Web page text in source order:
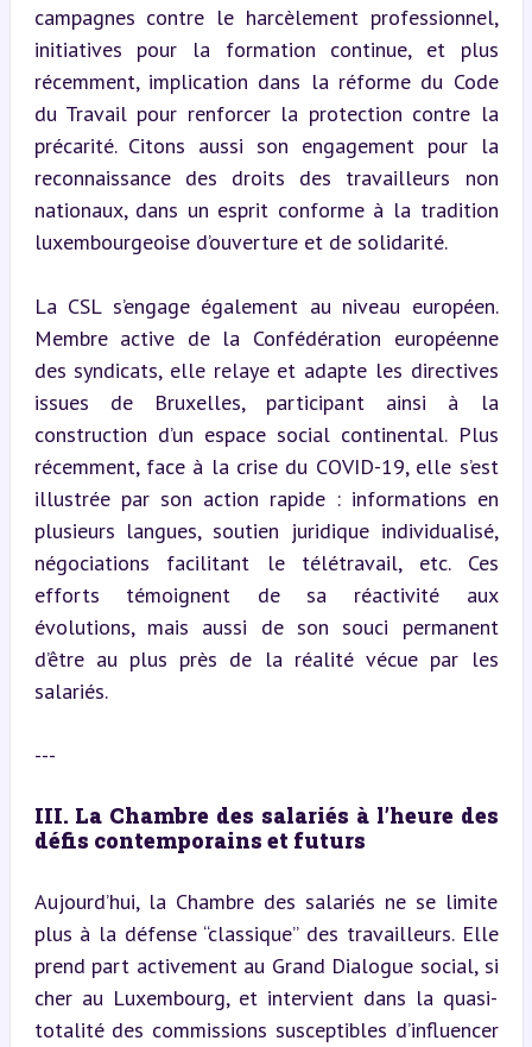
campagnes contre le harcèlement professionnel,
initiatives pour la formation continue, et plus
récemment, implication dans la réforme du Code
du Travail pour renforcer la protection contre la
précarité. Citons aussi son engagement pour la
reconnaissance des droits des travailleurs non
nationaux, dans un esprit conforme à la tradition
luxembourgeoise d’ouverture et de solidarité.
La CSL s’engage également au niveau européen.
Membre active de la Confédération européenne
des syndicats, elle relaye et adapte les directives
issues de Bruxelles, participant ainsi à la
construction d’un espace social continental. Plus
récemment, face à la crise du COVID-19, elle s’est
illustrée par son action rapide : informations en
plusieurs langues, soutien juridique individualisé,
négociations facilitant le télétravail, etc. Ces
efforts témoignent de sa réactivité aux
évolutions, mais aussi de son souci permanent
d’être au plus près de la réalité vécue par les
salariés.
---
III. La Chambre des salariés à l’heure des
défis contemporains et futurs
Aujourd’hui, la Chambre des salariés ne se limite
plus à la défense “classique” des travailleurs. Elle
prend part activement au Grand Dialogue social, si
cher au Luxembourg, et intervient dans la quasi-
totalité des commissions susceptibles d’influencer